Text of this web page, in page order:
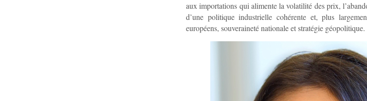
aux importations qui alimente la volatilité des prix,
d’une politique industrielle cohérente et, plus
européens, souveraineté nationale et stratégie géopolitique.